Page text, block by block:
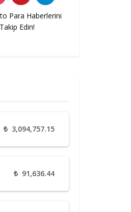
Para Haberlerini
Edin!
₺ 3,094,757.15
₺ 91,636.44